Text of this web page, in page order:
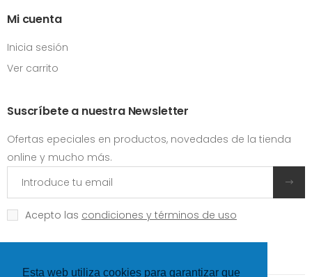
Esta web utiliza cookies para garantizar que
Mi cuenta
Inicia sesión
Ver carrito
Suscríbete a nuestra Newsletter
Ofertas epeciales en productos, novedades de la tienda
online y mucho más.
Acepto las condiciones y términos de uso